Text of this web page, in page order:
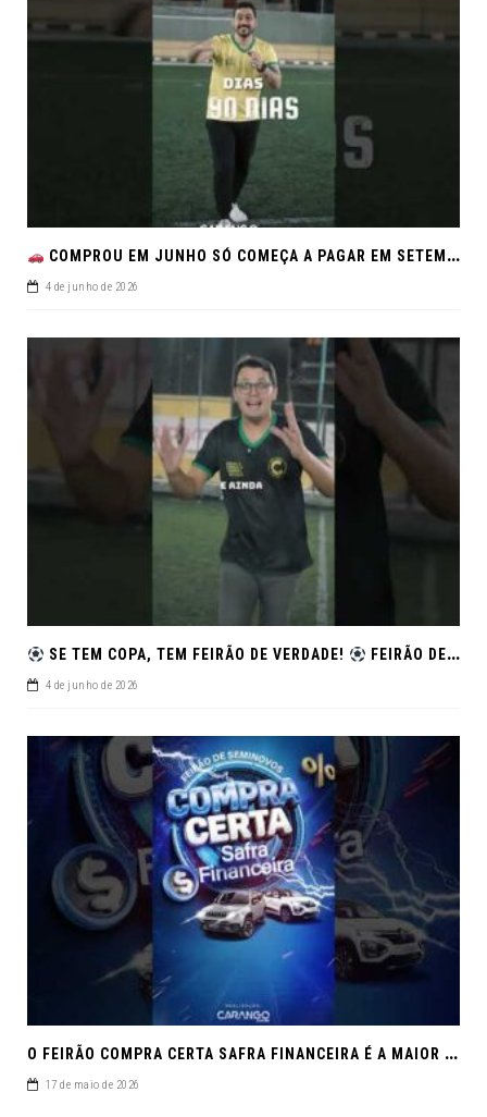
COMPROU EM JUNHO SÓ COMEÇA A PAGAR EM SETEMBRO!NO FEIRÃO DE VERDADE EM ARACJU
4 de junho de 2026
SE TEM COPA, TEM FEIRÃO DE VERDADE! FEIRÃO DE SEMINOVOS EM ALTA – ARACAJU
4 de junho de 2026
O
FEIRÃO COMPRA CERTA SAFRA FINANCEIRA É A MAIOR REUNIÃO DE SEMINOVOS DE MACEIÓ EM 2026.
17 de maio de 2026